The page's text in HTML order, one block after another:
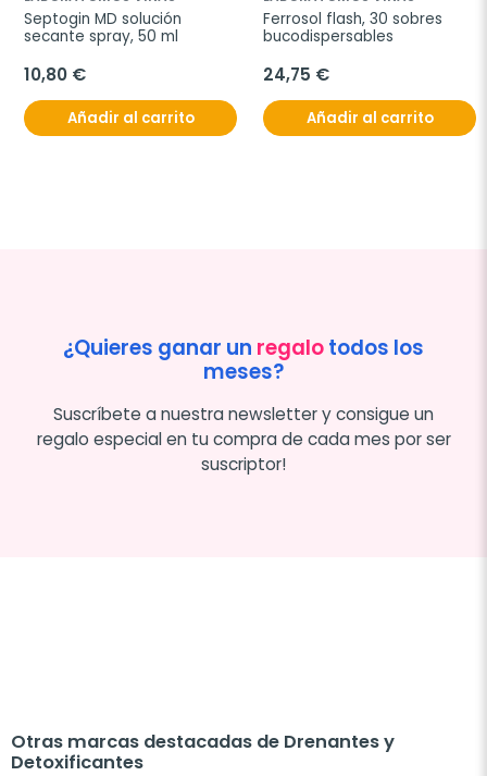
Septogin MD solución
secante spray, 50 ml
10,80 €
Añadir al carrito
Ferrosol flash, 30 sobres
bucodispersables
24,75 €
Añadir al carrito
¿Quieres ganar un regalotodos los
meses?
Suscríbete a nuestra newsletter y consigue un
regalo especial en tu compra de cada mes por ser
suscriptor!
Otras marcas destacadas de Drenantes y
Detoxificantes